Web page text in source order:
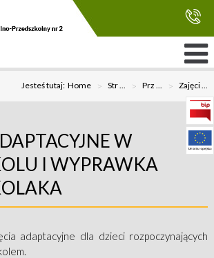
Jesteś tutaj:Home > Str ... > Prz ... > Zajęci ...
W
I WYPRAWKA
adaptacyjne dla dzieci rozpoczynających